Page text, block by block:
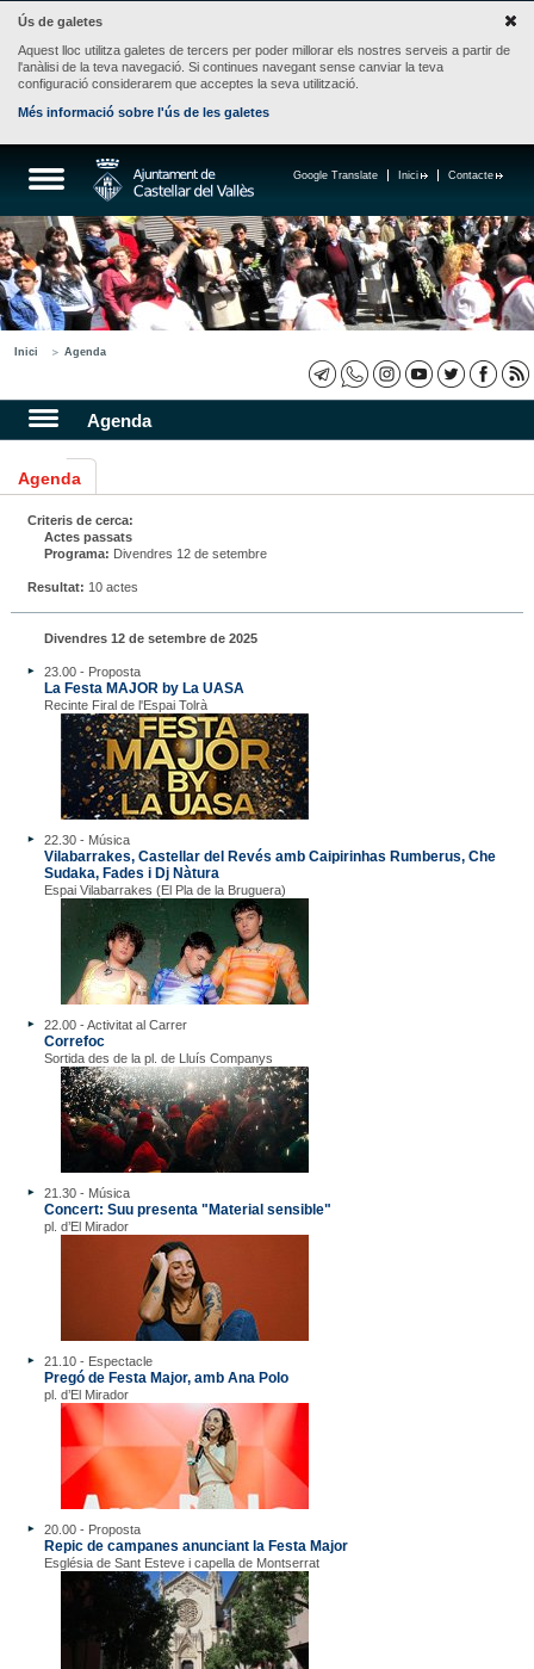
Ús de galetes
Aquest lloc utilitza galetes de tercers per poder millorar els nostres serveis a partir de
l'anàlisi de la teva navegació. Si continues navegant sense canviar la teva
configuració considerarem que acceptes la seva utilització.
Més informació sobre l'ús de les galetes
Contacte
Inici
Google Translate
Inici Agenda
Agenda
Agenda
Criteris de cerca:
Actes passats
Programa: Divendres 12 de setembre
Resultat: 10 actes
Divendres 12 de setembre de 2025
23.00 - Proposta
La Festa MAJOR by La UASA
Recinte Firal de l'Espai Tolrà
22.30 - Música
Vilabarrakes, Castellar del Revés amb Caipirinhas Rumberus, Che
Sudaka, Fades i Dj Nàtura
Espai Vilabarrakes (El Pla de la Bruguera)
22.00 - Activitat al Carrer
Correfoc
Sortida des de la pl. de Lluís Companys
21.30 - Música
Concert: Suu presenta "Material sensible"
pl. d’El Mirador
21.10 - Espectacle
Pregó de Festa Major, amb Ana Polo
pl. d’El Mirador
20.00 - Proposta
Repic de campanes anunciant la Festa Major
Església de Sant Esteve i capella de Montserrat